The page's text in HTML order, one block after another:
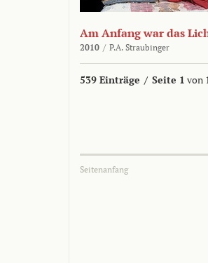
Am Anfang war das
2010 / P.A. Straubinger
539 Einträge / Seite 1 von
Seitenanfang